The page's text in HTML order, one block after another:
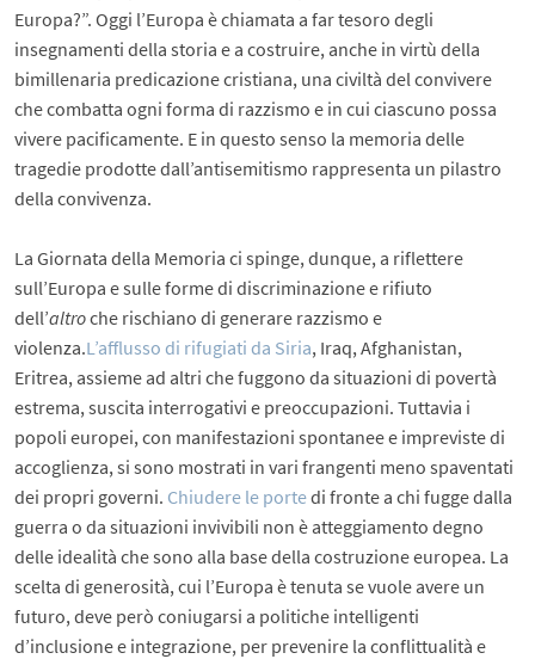
Europa?”. Oggi l’Europa è chiamata a far tesoro degli
insegnamenti della storia e a costruire, anche in virtù della
bimillenaria predicazione cristiana, una civiltà del convivere
che combatta ogni forma di razzismo e in cui ciascuno possa
vivere pacificamente. E in questo senso la memoria delle
tragedie prodotte dall’antisemitismo rappresenta un pilastro
della convivenza.
La Giornata della Memoria ci spinge, dunque, a riflettere
sull’Europa e sulle forme di discriminazione e rifiuto
dell’altroche rischiano di generare razzismo e
violenza.L’afflusso di rifugiati da Siria, Iraq, Afghanistan,
Eritrea, assieme ad altri che fuggono da situazioni di povertà
estrema, suscita interrogativi e preoccupazioni. Tuttavia i
popoli europei, con manifestazioni spontanee e impreviste di
accoglienza, si sono mostrati in vari frangenti meno spaventati
dei propri governi. Chiudere le portedi fronte a chi fugge dalla
guerra o da situazioni invivibili non è atteggiamento degno
delle idealità che sono alla base della costruzione europea. La
scelta di generosità, cui l’Europa è tenuta se vuole avere un
futuro, deve però coniugarsi a politiche intelligenti
d’inclusione e integrazione, per prevenire la conflittualità e